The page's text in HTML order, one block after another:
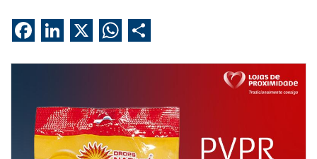
FacebookLinkedIn WhatsApp